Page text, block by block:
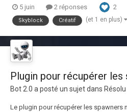
loteries classiques...). Désolé pour le
5 juin 2 réponses 2
Skyblock Créatif (et 1 en plus)
Plugin pour récupérer les
Bot 2.0 a posté un sujet dans Résolu
Le plugin pour récupérer les spawners